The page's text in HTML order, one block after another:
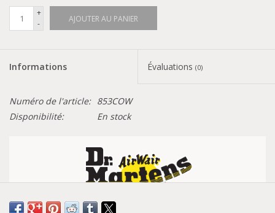
+
-
AJOUTER AU PANIER
Informations Évaluations (0)
Numéro de l'article: 853COW
Disponibilité:
En stock